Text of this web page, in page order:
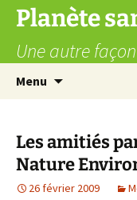
Aller
contenu
Planète
Une autre
Menu
Les amitiés
Nature
26 février 2009